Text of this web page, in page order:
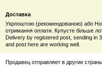
Доставка
Укрпоштою (рекомендованою) або
отримання оплати. Купуєте більше
Delivery by registered post, sending in
and post here are working well.
Продавец отправляет в другие